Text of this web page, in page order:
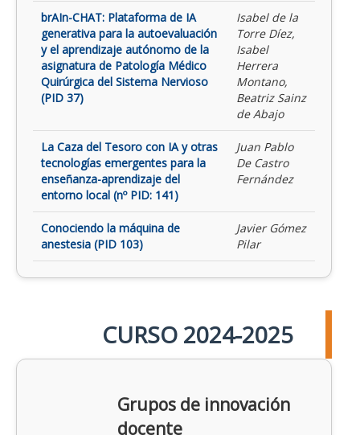
brAIn-CHAT: Plataforma de IA
generativa para la autoevaluación
y el aprendizaje autónomo de la
asignatura de Patología Médico
Quirúrgica del Sistema Nervioso
(PID 37)
Isabel de la
Torre Díez,
Isabel
Herrera
Montano,
Beatriz Sainz
de Abajo
La Caza del Tesoro con IA y otras
tecnologías emergentes para la
enseñanza-aprendizaje del
entorno local (nº PID: 141)
Juan Pablo
De Castro
Fernández
Conociendo la máquina de
anestesia (PID 103)
Javier Gómez
Pilar
CURSO 2024-2025
Grupos de innovación
docente